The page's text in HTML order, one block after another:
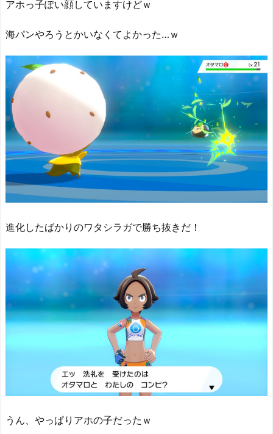
アホっ子ぽい顔していますけどｗ
海パンやろうとかいなくてよかった…ｗ
進化したばかりのワタシラガで勝ち抜きだ！
うん、やっぱりアホの子だったｗ